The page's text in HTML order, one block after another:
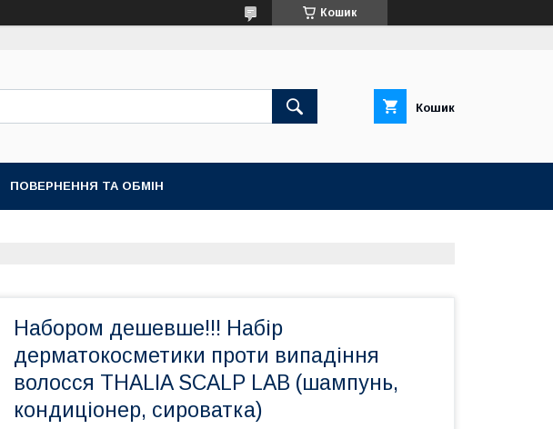
Кошик
Кошик
ПОВЕРНЕННЯ ТА ОБМІН
Набором дешевше!!! Набір
дерматокосметики проти випадіння
волосся THALIA SCALP LAB (шампунь,
кондиціонер, сироватка)